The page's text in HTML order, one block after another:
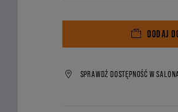
DODAJ
SPRAWDŹ DOSTĘPNOŚĆ W